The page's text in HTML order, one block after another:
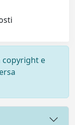
copyright e